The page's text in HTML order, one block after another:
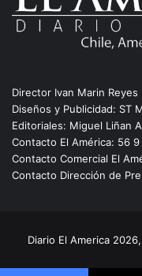
Director Ivan Marin Reyes
Diseños y Publicidad: ST
Editoriales: Miguel Liñan
Contacto El América: 56 9
Contacto Comercial El
Contacto Dirección de
Diario El America